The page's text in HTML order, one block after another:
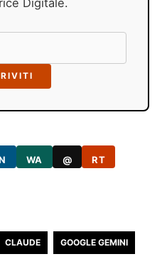
Digitale.
WA @ RT
CLAUDE GOOGLE GEMINI